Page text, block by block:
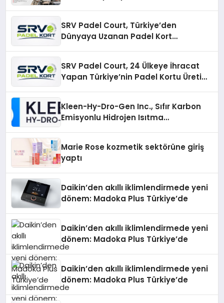
SRV Padel Court, Türkiye’den
Dünyaya Uzanan Padel Kort
SRV Padel Court, 24 Ülkeye İhracat
Yapan Türkiye’nin Padel Kortu Üretim
Kleen-Hy-Dro-Gen Inc., Sıfır Karbon
Emisyonlu Hidrojen Isıtma
Marie Rose kozmetik sektörüne giriş
yaptı
Daikin’den akıllı iklimlendirmede yeni
dönem: Madoka Plus Türkiye’de
Daikin’den akıllı iklimlendirmede yeni
dönem: Madoka Plus Türkiye’de
Daikin’den akıllı iklimlendirmede yeni
dönem: Madoka Plus Türkiye’de